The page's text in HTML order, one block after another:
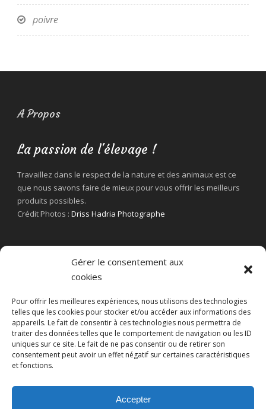
Gérer le consentement aux
cookies
Pour offrir les meilleures expériences, nous utilisons des technologies
telles que les cookies pour stocker et/ou accéder aux informations des
appareils. Le fait de consentir à ces technologies nous permettra de
traiter des données telles que le comportement de navigation ou les ID
uniques sur ce site. Le fait de ne pas consentir ou de retirer son
consentement peut avoir un effet négatif sur certaines caractéristiques
et fonctions.
Accepter
poivre
A Propos
La passion de l'élevage !
Travaillez dans le respect de la nature et des animaux est ce
que nous savons faire de mieux pour vous offrir les meilleurs
produits possibles.
Crédit Photos : Driss Hadria Photographe